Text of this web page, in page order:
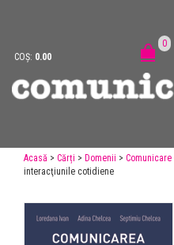
COȘ: 0.00
0
Acasă > Cărți > Domenii > Comunicare
interacţiunile cotidiene